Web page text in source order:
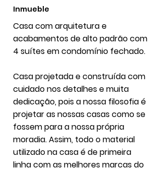
Inmueble
Casa com arquitetura e
acabamentos de alto padrão com
4 suítes em condomínio fechado.
Casa projetada e construída com
cuidado nos detalhes e muita
dedicação, pois a nossa filosofia é
projetar as nossas casas como se
fossem para a nossa própria
moradia. Assim, todo o material
utilizado na casa é de primeira
linha com as melhores marcas do